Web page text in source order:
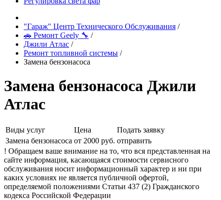
"Гараж" Центр Технического Обслуживания /
🚗 Ремонт Geely 🔧 /
Джили Атлас /
Ремонт топливной системы /
Замена бензонасоса
Замена бензонасоса Джили
Атлас
Виды услуг Цена
Подать заявку
Замена бензонасоса от 2000 руб. отправить
! Обращаем ваше внимание на то, что вся представленная на
сайте информация, касающаяся стоимости сервисного
обслуживания носит информационный характер и ни при
каких условиях не является публичной офертой,
определяемой положениями Статьи 437 (2) Гражданского
кодекса Российской Федерации